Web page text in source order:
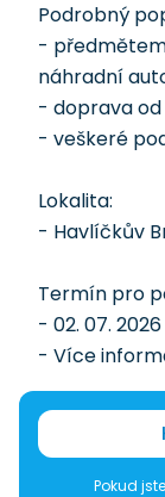
Podrobný
-
náhradní
- doprava od
- veškeré
Lokalita:
- Havlíčkův
Termín pro
- 02. 07.
- Více
Pokud